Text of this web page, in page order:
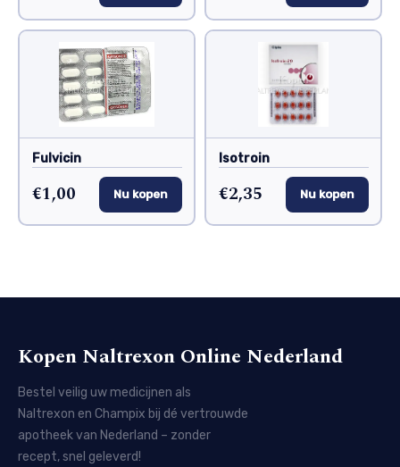
Fulvicin
€1,00 Nu kopen
Isotroin
€2,35 Nu kopen
Kopen Naltrexon Online Nederland
Bestel veilig uw medicijnen als
Naltrexon en Champix bij dé vertrouwde
apotheek van Nederland – zonder
recept, snel geleverd!